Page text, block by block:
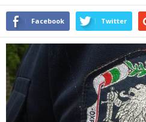
Facebook Twitter